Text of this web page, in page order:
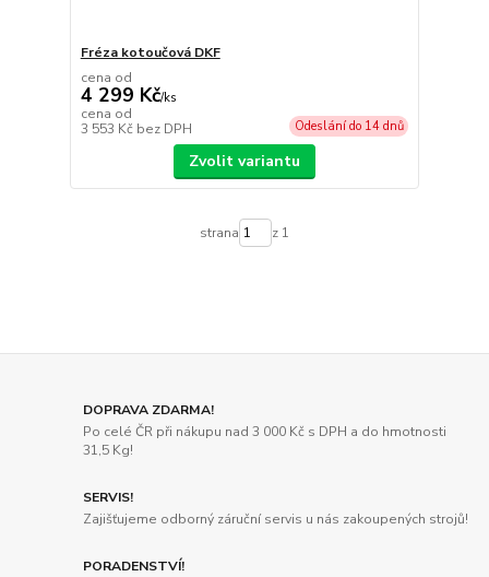
Fréza kotoučová DKF
cena od
4 299 Kč/ks
cena od
3 553 Kč bez DPH Odeslání do 14 dnů
Zvolit variantu
strana z 1
DOPRAVA ZDARMA!
Po celé ČR při nákupu nad 3 000 Kč s DPH a do hmotnosti
31,5 Kg!
SERVIS!
Zajišťujeme odborný záruční servis u nás zakoupených strojů!
PORADENSTVÍ!